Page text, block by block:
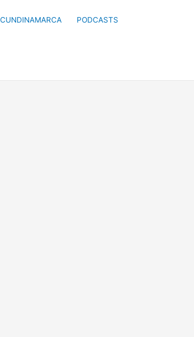
CUNDINAMARCA PODCASTS